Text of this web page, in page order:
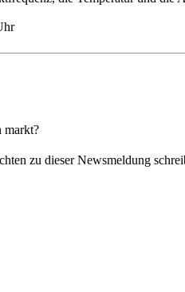
markt?
zu dieser Newsmeldung